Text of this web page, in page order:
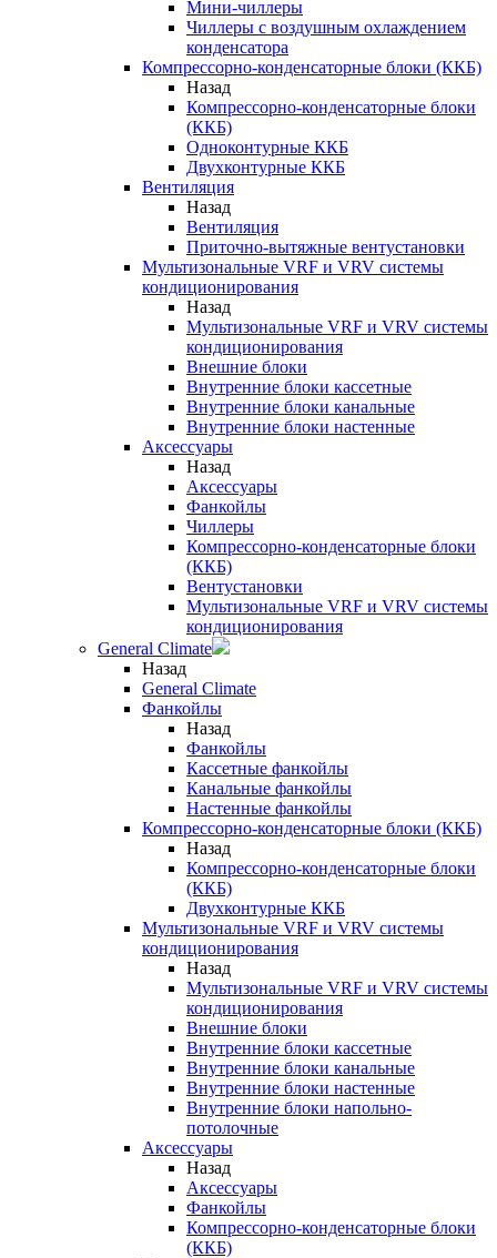
Мини-чиллеры
Чиллеры с воздушным охлаждением
конденсатора
Компрессорно-конденсаторные блоки (ККБ)
Назад
Компрессорно-конденсаторные блоки
(ККБ)
Одноконтурные ККБ
Двухконтурные ККБ
Вентиляция
Назад
Вентиляция
Приточно-вытяжные вентустановки
Мультизональные VRF и VRV системы
кондиционирования
Назад
Мультизональные VRF и VRV системы
кондиционирования
Внешние блоки
Внутренние блоки кассетные
Внутренние блоки канальные
Внутренние блоки настенные
Аксессуары
Назад
Аксессуары
Фанкойлы
Чиллеры
Компрессорно-конденсаторные блоки
(ККБ)
Вентустановки
Мультизональные VRF и VRV системы
кондиционирования
General Climate
Назад
General Climate
Фанкойлы
Назад
Фанкойлы
Кассетные фанкойлы
Канальные фанкойлы
Настенные фанкойлы
Компрессорно-конденсаторные блоки (ККБ)
Назад
Компрессорно-конденсаторные блоки
(ККБ)
Двухконтурные ККБ
Мультизональные VRF и VRV системы
кондиционирования
Назад
Мультизональные VRF и VRV системы
кондиционирования
Внешние блоки
Внутренние блоки кассетные
Внутренние блоки канальные
Внутренние блоки настенные
Внутренние блоки напольно-
потолочные
Аксессуары
Назад
Аксессуары
Фанкойлы
Компрессорно-конденсаторные блоки
(ККБ)